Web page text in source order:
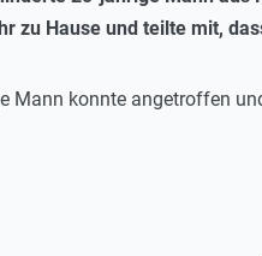
zu Hause und teilte mit,
Mann konnte angetroffen